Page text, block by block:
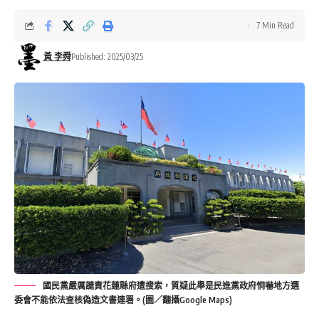
黃 李舜Published: 2025/03/25
7 Min Read
國民黨嚴厲譴責花蓮縣府遭搜索，質疑此舉是民進黨政府恫嚇地方選
委會不能依法查核偽造文書連署。(圖／翻攝Google Maps)